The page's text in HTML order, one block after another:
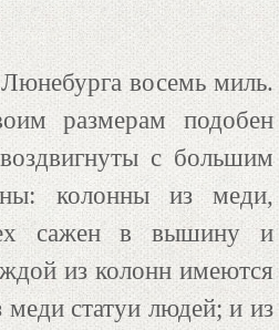
восемь миль.
размерам подобен
с большим
колонны из меди,
сажен в вышину и
из колонн имеются
меди статуи людей; и из